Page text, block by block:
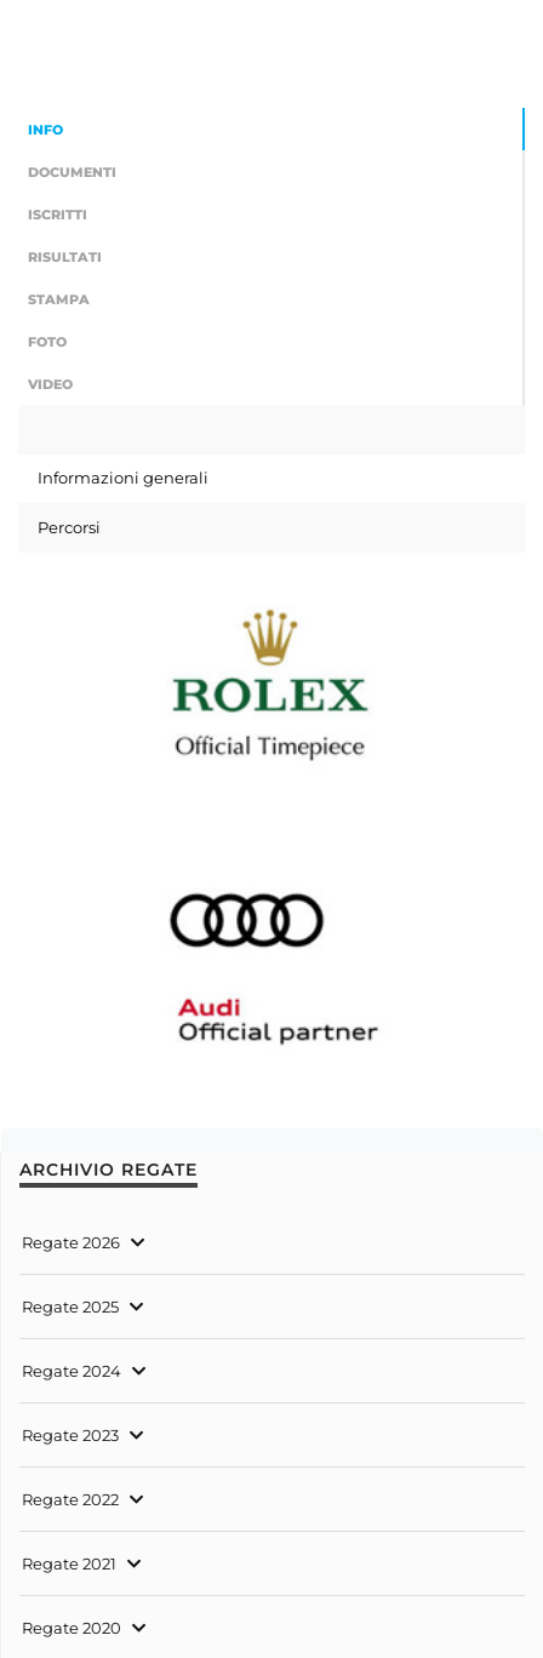
INFO
DOCUMENTI
ISCRITTI
RISULTATI
STAMPA
FOTO
VIDEO
Informazioni generali
Percorsi
ARCHIVIO REGATE
Regate 2026
Regate 2025
Regate 2024
Regate 2023
Regate 2022
Regate 2021
Regate 2020